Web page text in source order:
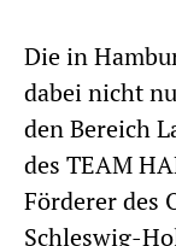
Die in
dabei nicht
den Bereich
des TEAM
Förderer des
Schleswig-